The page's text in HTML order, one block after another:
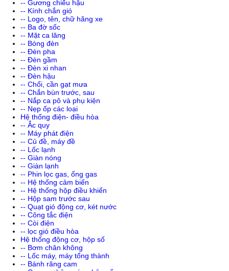
-- Gương chiếu hậu
-- Kính chắn gió
-- Logo, tên, chữ hãng xe
-- Ba đờ sốc
-- Mặt ca lăng
-- Bóng đèn
-- Đèn pha
-- Đèn gầm
-- Đèn xi nhan
-- Đèn hậu
-- Chổi, cần gạt mưa
-- Chắn bùn trước, sau
-- Nắp ca pô và phụ kiện
-- Nẹp ốp các loại
Hệ thống điện- điều hòa
-- Ắc quy
-- Máy phát điện
-- Củ đề, máy đề
-- Lốc lạnh
-- Giàn nóng
-- Giàn lạnh
-- Phin lọc gas, ống gas
-- Hệ thống cảm biến
-- Hệ thống hộp điều khiển
-- Hộp sam trước sau
-- Quạt gió động cơ, két nước
-- Công tắc điện
-- Còi điện
-- lọc gió điều hòa
Hệ thống động cơ, hộp số
-- Bơm chân không
-- Lốc máy, máy tổng thành
-- Bánh răng cam